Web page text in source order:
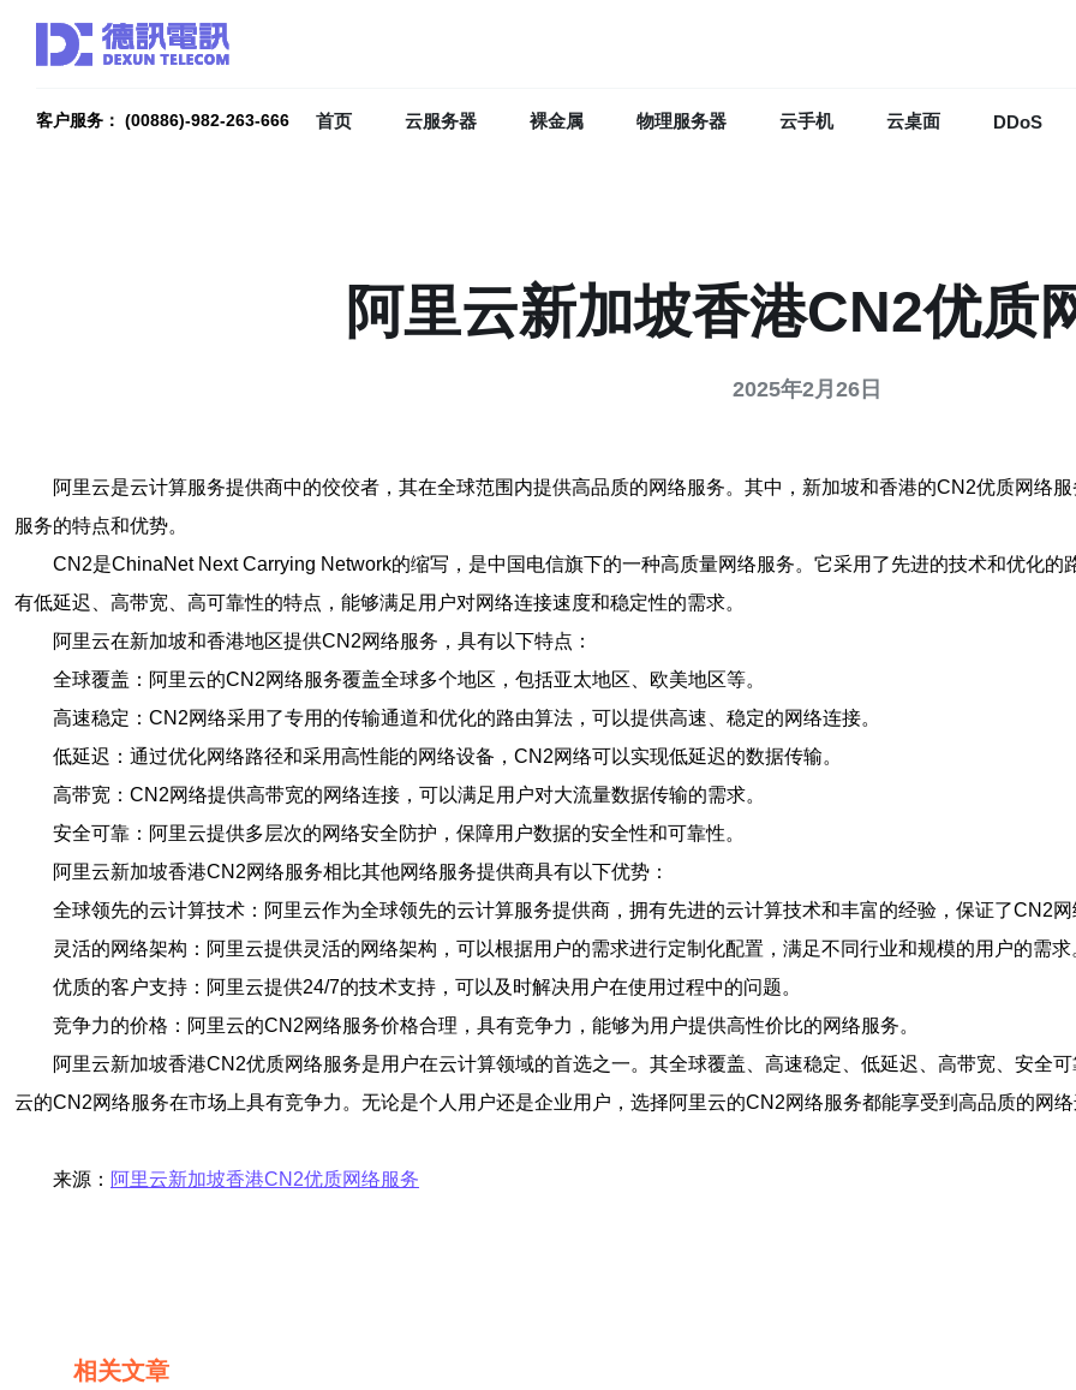
客户服务： (00886)-982-263-666 首页 云服务器 裸金属 物理服务器 云手机 云桌面 DDoS
阿里云新加坡香港CN2优质
2025年2月26日
阿里云是云计算服务提供商中的佼佼者，其在全球范围内提供高品质的网络服务。其中，新加坡和香港的CN2优质网络
服务的特点和优势。
CN2是ChinaNet Next Carrying Network的缩写，是中国电信旗下的一种高质量网络服务。它采用了先进的技术和优化
有低延迟、高带宽、高可靠性的特点，能够满足用户对网络连接速度和稳定性的需求。
阿里云在新加坡和香港地区提供CN2网络服务，具有以下特点：
全球覆盖：阿里云的CN2网络服务覆盖全球多个地区，包括亚太地区、欧美地区等。
高速稳定：CN2网络采用了专用的传输通道和优化的路由算法，可以提供高速、稳定的网络连接。
低延迟：通过优化网络路径和采用高性能的网络设备，CN2网络可以实现低延迟的数据传输。
高带宽：CN2网络提供高带宽的网络连接，可以满足用户对大流量数据传输的需求。
安全可靠：阿里云提供多层次的网络安全防护，保障用户数据的安全性和可靠性。
阿里云新加坡香港CN2网络服务相比其他网络服务提供商具有以下优势：
全球领先的云计算技术：阿里云作为全球领先的云计算服务提供商，拥有先进的云计算技术和丰富的经验，保证了CN2
灵活的网络架构：阿里云提供灵活的网络架构，可以根据用户的需求进行定制化配置，满足不同行业和规模的用户的需求
优质的客户支持：阿里云提供24/7的技术支持，可以及时解决用户在使用过程中的问题。
竞争力的价格：阿里云的CN2网络服务价格合理，具有竞争力，能够为用户提供高性价比的网络服务。
阿里云新加坡香港CN2优质网络服务是用户在云计算领域的首选之一。其全球覆盖、高速稳定、低延迟、高带宽、安全
云的CN2网络服务在市场上具有竞争力。无论是个人用户还是企业用户，选择阿里云的CN2网络服务都能享受到高品质的网
来源： 阿里云新加坡香港CN2优质网络服务
相关文章